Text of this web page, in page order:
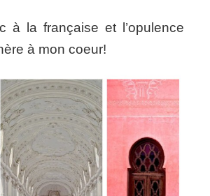
à la française et l’opulence
à mon coeur!